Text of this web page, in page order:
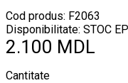
Cod produs: F2063
Disponibilitate: STOC
2.100 MDL
Cantitate